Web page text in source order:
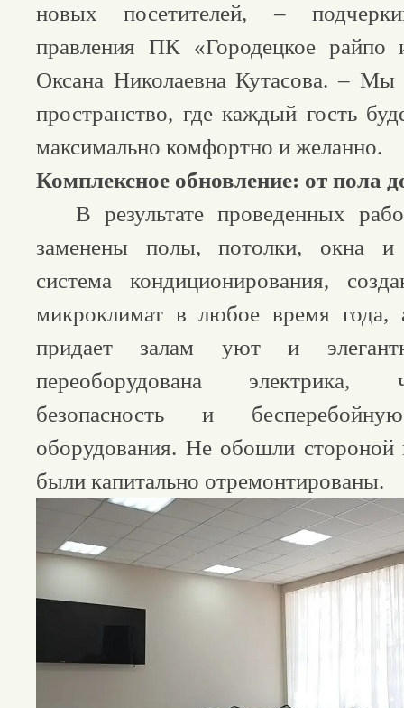
новых посетителей, –
правления ПК «Городецкое
Оксана Николаевна Кутасова. – Мы
пространство, где каждый гость
максимально комфортно и желанно.
Комплексное обновление: от пола
В результате проведенных
заменены полы, потолки, окна и
система кондиционирования,
микроклимат в любое время года,
придает залам уют и
переоборудована электрика,
безопасность и
оборудования. Не обошли стороной
были капитально отремонтированы.